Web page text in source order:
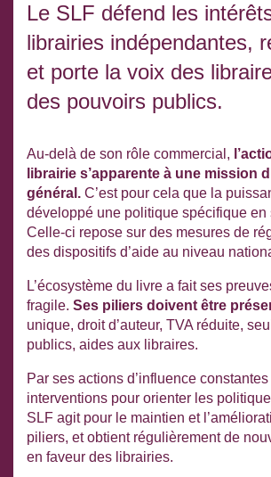
Le SLF défend les
librairies indépendantes,
et porte la voix des
des pouvoirs publics.
Au-delà de son rôle commercial,
librairie s’apparente à une mission
général. C’est pour cela que la
développé une politique spécifique en
Celle-ci repose sur des mesures de
des dispositifs d’aide au niveau
L’écosystème du livre a fait ses
fragile. Ses piliers doivent être
unique, droit d’auteur, TVA réduite,
publics, aides aux libraires.
Par ses actions d’influence
interventions pour orienter les
SLF agit pour le maintien et
piliers, et obtient régulièrement de
en faveur des librairies.